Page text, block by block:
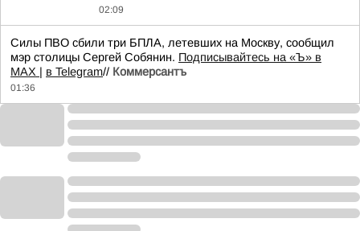
02:09
Силы ПВО сбили три БПЛА, летевших на Москву, сообщил
мэр столицы Сергей Собянин. Подписывайтесь на «Ъ» в
MAX | в Telegram// Коммерсантъ
01:36